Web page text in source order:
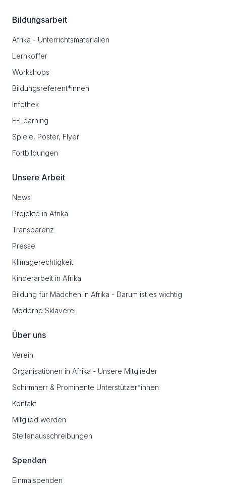
Bildungsarbeit
Afrika - Unterrichtsmaterialien
Lernkoffer
Workshops
Bildungsreferent*innen
Infothek
E-Learning
Spiele, Poster, Flyer
Fortbildungen
Unsere Arbeit
News
Projekte in Afrika
Transparenz
Presse
Klimagerechtigkeit
Kinderarbeit in Afrika
Bildung für Mädchen in Afrika - Darum ist es wichtig
Moderne Sklaverei
Über uns
Verein
Organisationen in Afrika - Unsere Mitglieder
Schirmherr & Prominente Unterstützer*innen
Kontakt
Mitglied werden
Stellenausschreibungen
Spenden
Einmalspenden